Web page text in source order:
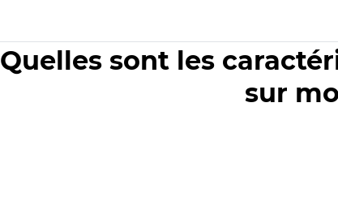
Quelles sont les
sur